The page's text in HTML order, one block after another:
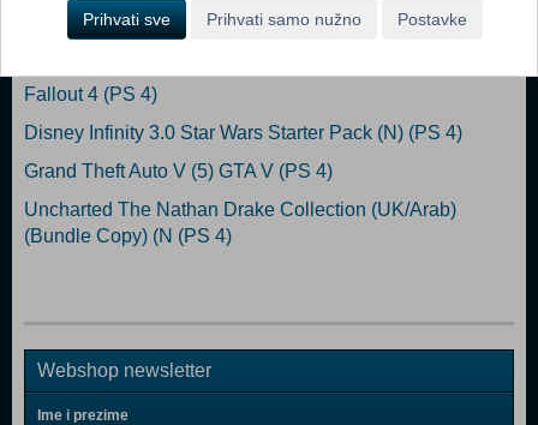
Grand Theft Auto V (N) (PS 4)
Fallout 4 (PS 4)
Disney Infinity 3.0 Star Wars Starter Pack (N) (PS 4)
Grand Theft Auto V (5) GTA V (PS 4)
Uncharted The Nathan Drake Collection (UK/Arab)
(Bundle Copy) (N (PS 4)
Webshop newsletter
Ime i prezime
Prihvati sve Prihvati samo nužno Postavke